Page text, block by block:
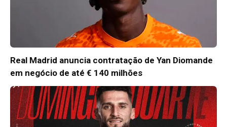
Real Madrid anuncia contratação de Yan Diomande
em negócio de até € 140 milhões